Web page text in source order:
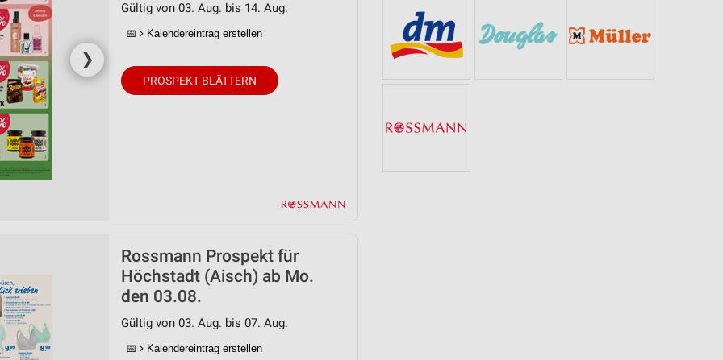
❯
Gültig von 03. Aug. bis 14. Aug.
📅 Kalendereintrag erstellen
PROSPEKT BLÄTTERN
Rossmann Prospekt für
Höchstadt (Aisch) ab Mo.
den 03.08.
Gültig von 03. Aug. bis 07. Aug.
📅 Kalendereintrag erstellen